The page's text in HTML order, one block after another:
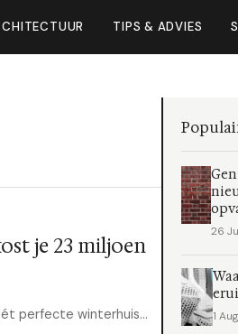
TIPS & ADVIES
je 23 miljoen
perfecte winterhuis...
26
1